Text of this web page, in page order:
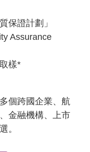
保證計劃」
Assurance
樣*
個跨國企業、航
金融機構、上市
。